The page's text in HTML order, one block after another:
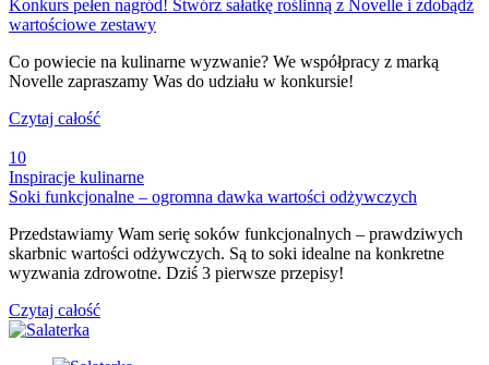
Konkurs pełen nagród! Stwórz sałatkę roślinną z Novelle i zdobądź
wartościowe zestawy
Co powiecie na kulinarne wyzwanie? We współpracy z marką
Novelle zapraszamy Was do udziału w konkursie!
Czytaj całość
10
Inspiracje kulinarne
Soki funkcjonalne – ogromna dawka wartości odżywczych
Przedstawiamy Wam serię soków funkcjonalnych – prawdziwych
skarbnic wartości odżywczych. Są to soki idealne na konkretne
wyzwania zdrowotne. Dziś 3 pierwsze przepisy!
Czytaj całość